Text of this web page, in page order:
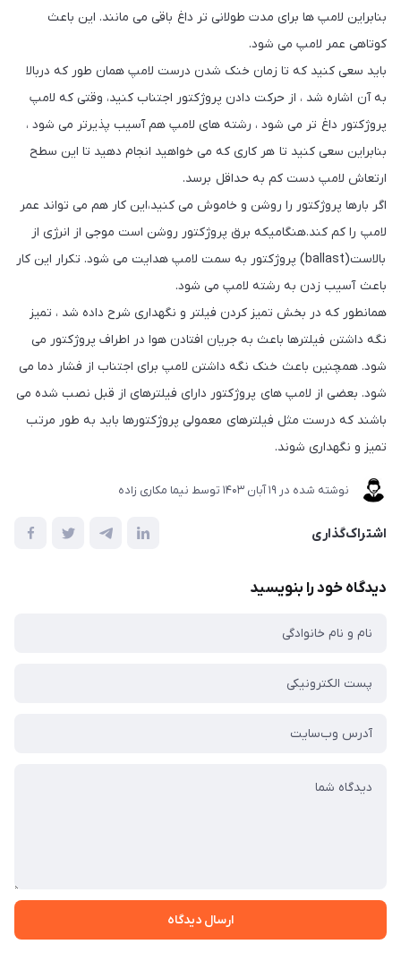
بنابراین لامپ ها برای مدت طولانی تر داغ باقی می مانند. این باعث
کوتاهی عمر لامپ می شود.
باید سعی کنید که تا زمان خنک شدن درست لامپ همان طور که دربالا
به آن اشاره شد ، از حرکت دادن پروژکتور اجتناب کنید، وقتی که لامپ
پروژکتور داغ تر می شود ، رشته های لامپ هم آسیب پذیرتر می شود ،
بنابراین سعی کنید تا هر کاری که می خواهید انجام دهید تا این سطح
ارتعاش لامپ دست کم به حداقل برسد.
اگر بارها پروژکتور را روشن و خاموش می کنید،این کار هم می تواند عمر
لامپ را کم کند.هنگامیکه برق پروژکتور روشن است موجی از انرژی از
بالاست(ballast) پروژکتور به سمت لامپ هدایت می شود. تکرار این کار
باعث آسیب زدن به رشته لامپ می شود.
همانطور که در بخش تمیز کردن فیلتر و نگهداری شرح داده شد ، تمیز
نگه داشتن فیلترها باعث به جریان افتادن هوا در اطراف پروژکتور می
شود. همچنین باعث خنک نگه داشتن لامپ برای اجتناب از فشار دما می
شود. بعضی از لامپ های پروژکتور دارای فیلترهای از قبل نصب شده می
باشند که درست مثل فیلترهای معمولی پروژکتورها باید به طور مرتب
تمیز و نگهداری شوند.
نوشته شده در 19 آبان 1403 توسط نیما مکاری زاده
اشتراک‌گذاری
دیدگاه خود را بنویسید
ارسال دیدگاه